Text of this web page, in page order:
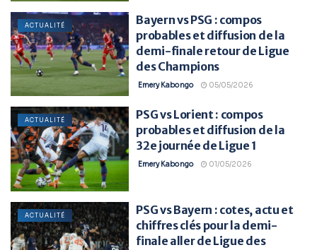
ACTUALITÉ
Bayern vs PSG : compos
probables et diffusion de la
demi-finale retour de Ligue
des Champions
Emery Kabongo 05/05/2026
ACTUALITÉ
PSG vs Lorient : compos
probables et diffusion de la
32e journée de Ligue 1
Emery Kabongo 01/05/2026
ACTUALITÉ
PSG vs Bayern : cotes, actu et
chiffres clés pour la demi-
finale aller de Ligue des